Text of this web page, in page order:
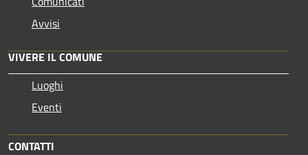
Avvisi
VIVERE IL COMUNE
Luoghi
Eventi
CONTATTI